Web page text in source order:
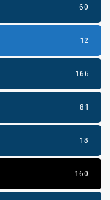
60
12
166
81
18
160